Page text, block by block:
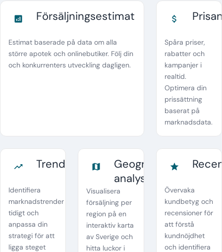
analytics Försäljningsestimat
Estimat baserade på data om alla
större apotek och onlinebutiker. Följ din
och konkurrenters utveckling dagligen.
attach_money
Spåra priser,
rabatter och
kampanjer i
realtid.
Optimera din
prissättning
baserat på
marknadsdata.
trending_up Trendanalys
Identifiera
marknadstrender
tidigt och
anpassa din
strategi för att
ligga steget
map
Geografisk
analys
Visualisera
försäljning per
region på en
interaktiv karta
av Sverige och
hitta luckor i
star
Övervaka
kundbetyg och
recensioner för
att förstå
kundnöjdhet
och identifiera